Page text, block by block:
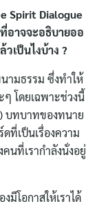
Spirit Dialogue
อาจจะอธิบายออ
เป็นไงบ้าง ?
ามธรรม ซึ่งทำให้
ๆ โดยเฉพาะช่วงนี้
บทบาทของทนาย
ที่เป็นเรื่องความ
นที่เรากำลังนั่งอยู่
โอกาสให้เราได้